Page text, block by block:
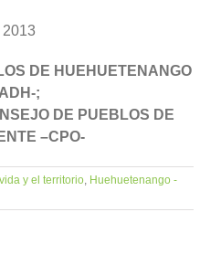
DE HUEHUETENANGO
;
DE PUEBLOS DE
–CPO-
y el territorio, Huehuetenango -